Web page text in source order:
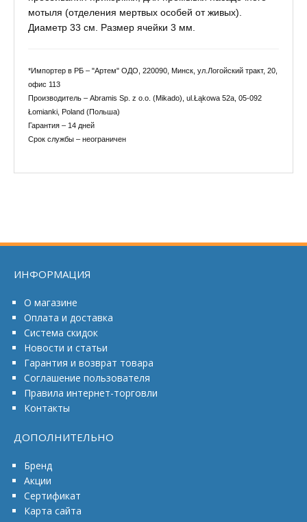
мотыля (отделения мертвых особей от живых).
Диаметр 33 см. Размер ячейки 3 мм.
*Импортер в РБ – "Артем" ОДО, 220090, Минск, ул.Логойский тракт, 20,
офис 113
Производитель – Abramis Sp. z o.o. (Mikado), ul.Łąkowa 52a, 05-092
Łomianki, Poland (Польша)
Гарантия – 14 дней
Срок службы – неограничен
ИНФОРМАЦИЯ
О магазине
Оплата и доставка
Система скидок
Новости и статьи
Гарантия и возврат товара
Соглашение пользователя
Правила интернет-торговли
Контакты
ДОПОЛНИТЕЛЬНО
Бренд
Акции
Сертификат
Карта сайта